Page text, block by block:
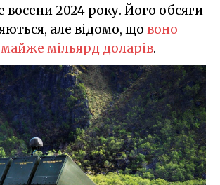
восени 2024 року. Його обсяги
але відомо, що воно
мільярд доларів.